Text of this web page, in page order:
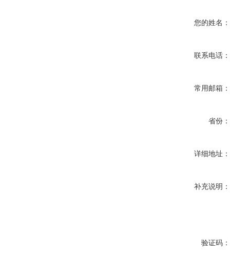
您的姓名：
联系电话：
常用邮箱：
省份：
详细地址：
补充说明：
验证码：